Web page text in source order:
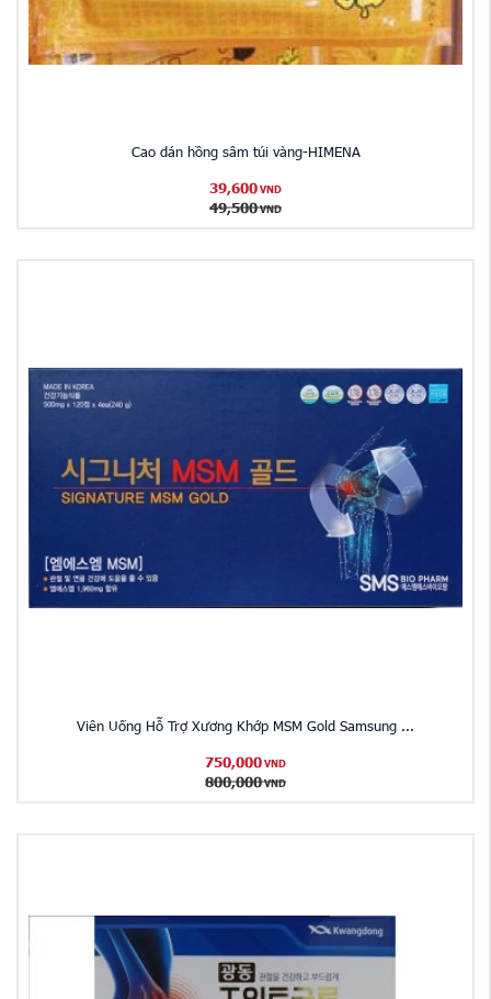
Cao dán hồng sâm túi vàng-HIMENA
39,600 VND
49,500 VND
Viên Uống Hỗ Trợ Xương Khớp MSM Gold Samsung ...
750,000 VND
800,000 VND